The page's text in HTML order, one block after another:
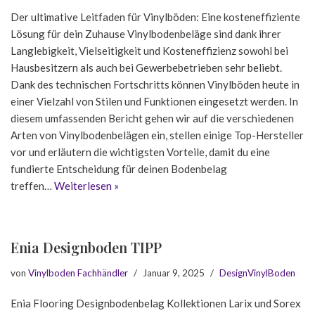
Der ultimative Leitfaden für Vinylböden: Eine kosteneffiziente
Lösung für dein Zuhause Vinylbodenbeläge sind dank ihrer
Langlebigkeit, Vielseitigkeit und Kosteneffizienz sowohl bei
Hausbesitzern als auch bei Gewerbebetrieben sehr beliebt.
Dank des technischen Fortschritts können Vinylböden heute in
einer Vielzahl von Stilen und Funktionen eingesetzt werden. In
diesem umfassenden Bericht gehen wir auf die verschiedenen
Arten von Vinylbodenbelägen ein, stellen einige Top-Hersteller
vor und erläutern die wichtigsten Vorteile, damit du eine
fundierte Entscheidung für deinen Bodenbelag
treffen… Weiterlesen »
Enia Designboden TIPP
von Vinylboden Fachhändler Januar 9, 2025 DesignVinylBoden
Enia Flooring Designbodenbelag Kollektionen Larix und Sorex